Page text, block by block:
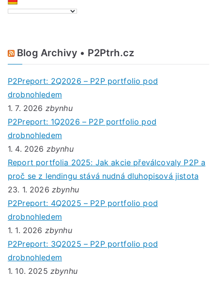
Blog Archivy • P2Ptrh.cz
P2Preport: 2Q2026 – P2P portfolio pod
drobnohledem
1. 7. 2026 zbynhu
P2Preport: 1Q2026 – P2P portfolio pod
drobnohledem
1. 4. 2026 zbynhu
Report portfolia 2025: Jak akcie převálcovaly P2P a
proč se z lendingu stává nudná dluhopisová jistota
23. 1. 2026 zbynhu
P2Preport: 4Q2025 – P2P portfolio pod
drobnohledem
1. 1. 2026 zbynhu
P2Preport: 3Q2025 – P2P portfolio pod
drobnohledem
1. 10. 2025 zbynhu